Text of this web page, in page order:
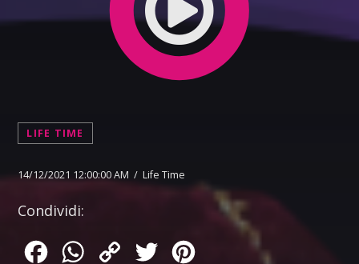
LIFE TIME
14/12/2021 12:00:00 AM / Life Time
Condividi:
FacebookWhatsApp
Copy
Twitter Pinterest